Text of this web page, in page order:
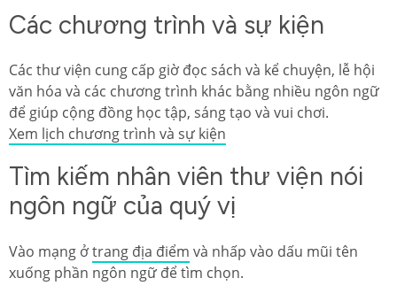
Các chương trình và sự kiện
Các thư viện cung cấp giờ đọc sách và kể chuyện, lễ hội
văn hóa và các chương trình khác bằng nhiều ngôn ngữ
để giúp cộng đồng học tập, sáng tạo và vui chơi.
Xem lịch chương trình và sự kiện
Tìm kiếm nhân viên thư viện nói
ngôn ngữ của quý vị
Vào mạng ởtrang địa điểm và nhấp vào dấu mũi tên
xuống phần ngôn ngữ để tìm chọn.